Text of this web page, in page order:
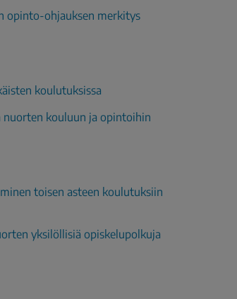
opinto-ohjauksen merkitys
koulutuksissa
nuorten kouluun ja opintoihin
toisen asteen koulutuksiin
yksilöllisiä opiskelupolkuja